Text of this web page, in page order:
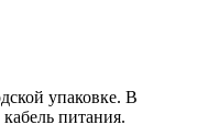
упаковке. В
питания.